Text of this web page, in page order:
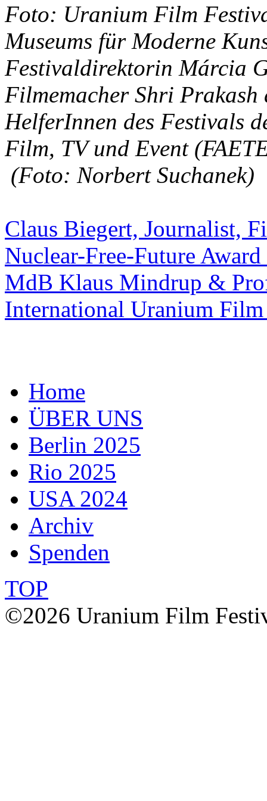
Foto: Uranium Film
Museums für Moderne
Festivaldirektorin Márcia
Filmemacher Shri
HelferInnen des Festivals
Film, TV und Event
(Foto: Norbert Suchanek)
Claus Biegert, Journalist,
Nuclear-Free-Future
MdB Klaus Mindrup &
International Uranium
Home
ÜBER UNS
Berlin 2025
Rio 2025
USA 2024
Archiv
Spenden
TOP
©2026 Uranium Film